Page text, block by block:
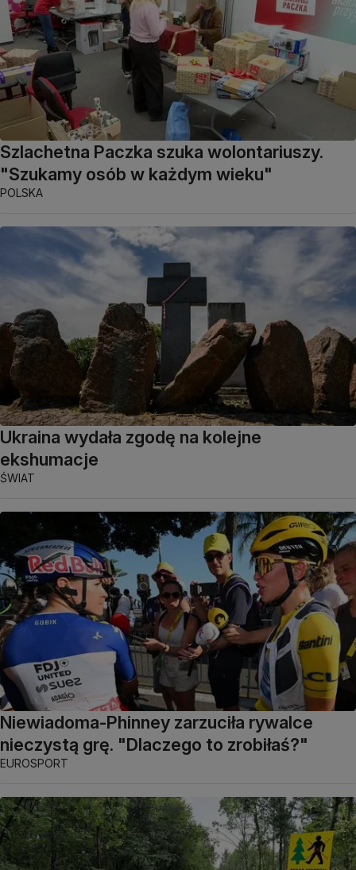
Szlachetna Paczka szuka wolontariuszy.
"Szukamy osób w każdym wieku"
POLSKA
Ukraina wydała zgodę na kolejne
ekshumacje
ŚWIAT
Niewiadoma-Phinney zarzuciła rywalce
nieczystą grę. "Dlaczego to zrobiłaś?"
EUROSPORT